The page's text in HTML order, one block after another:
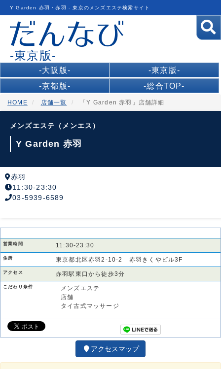
Y Garden 赤羽・赤羽 - 東京のメンズエステ検索サイト
-東京版-
-大阪版-
-東京版-
-京都版-
-総合TOP-
HOME 店舗一覧 「Y Garden 赤羽」店舗詳細
メンズエステ（メンエス）
Y Garden 赤羽
赤羽
11:30-23:30
03-5939-6589
営業時間 11:30-23:30
住所 東京都北区赤羽2-10-2 赤羽きくやビル3F
アクセス 赤羽駅東口から徒歩3分
こだわり条件
メンズエステ
店舗
タイ古式マッサージ
アクセスマップ